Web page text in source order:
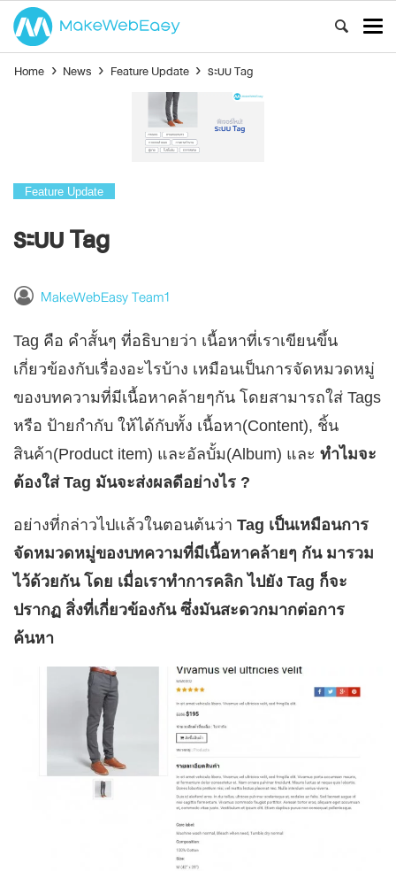
Home › News › Feature Update › ระบบ Tag
Feature Update
ระบบ Tag
MakeWebEasy Team1
Tag คือ คำสั้นๆ ที่อธิบายว่า เนื้อหาที่เราเขียนขึ้น
เกี่ยวข้องกับเรื่องอะไรบ้าง เหมือนเป็นการจัดหมวดหมู่
ของบทความที่มีเนื้อหาคล้ายๆกัน โดยสามารถใส่ Tags
หรือ ป้ายกำกับ ให้ได้กับทั้ง เนื้อหา(Content), ชิ้น
สินค้า(Product item) และอัลบั้ม(Album) และ ทำไมจะ
ต้องใส่ Tag มันจะส่งผลดีอย่างไร ?
อย่างที่กล่าวไปเเล้วในตอนต้นว่า Tag เป็นเหมือนการ
จัดหมวดหมู่ของบทความที่มีเนื้อหาคล้ายๆ กัน มารวม
ไว้ด้วยกัน โดย เมื่อเราทำการคลิก ไปยัง Tag ก็จะ
ปรากฏ สิ่งที่เกี่ยวข้องกัน ซึ่งมันสะดวกมากต่อการ
ค้นหา